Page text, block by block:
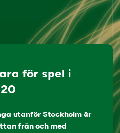
för spel i
utanför Stockholm är
från och med